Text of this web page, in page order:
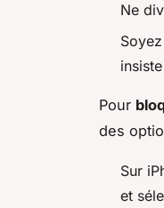
Ne
Pour
des
Sur
et